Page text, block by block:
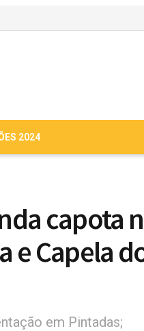
2024
capota
e Capela
em Pintadas;